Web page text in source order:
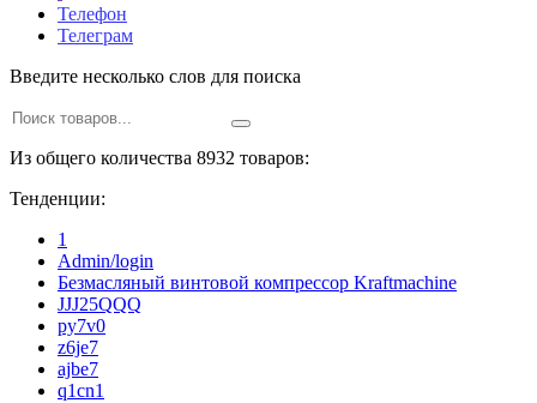
Телефон
Телеграм
Введите несколько слов для поиска
Из общего количества 8932 товаров:
Тенденции:
1
Admin/login
Безмасляный винтовой компрессор Kraftmaсhine
JJJ25QQQ
py7v0
z6je7
ajbe7
q1cn1